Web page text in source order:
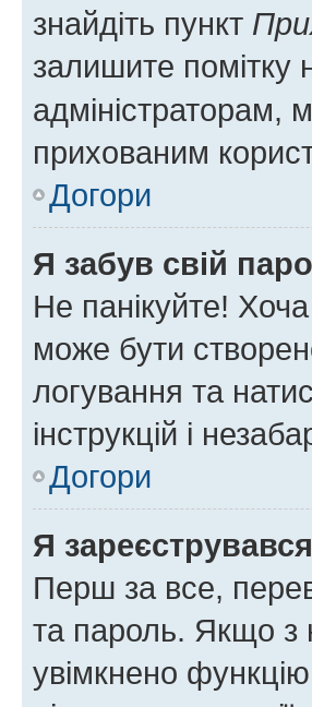
знайдіть пункт
залишите помітку
адміністраторам,
прихованим
Догори
Я забув свій
Не панікуйте!
може бути
логування та
інструкцій і
Догори
Я
Перш за все,
та пароль. Якщо з
увімкнено